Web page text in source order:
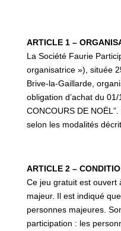
ARTICLE 1 –
La Société Faurie
organisatrice »), située
Brive-la-Gaillarde,
obligation d’achat du
CONCOURS DE NOËL”.
selon les modalités
ARTICLE 2 –
Ce jeu gratuit est ouvert
majeur. Il est indiqué
personnes majeures.
participation : les